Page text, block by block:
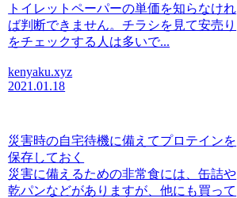
トイレットペーパーの単価を知らなけれ
ば判断できません。チラシを見て安売り
をチェックする人は多いで...
kenyaku.xyz
2021.01.18
災害時の自宅待機に備えてプロテインを
保存しておく
災害に備えるための非常食には、缶詰や
乾パンなどがありますが、他にも買って